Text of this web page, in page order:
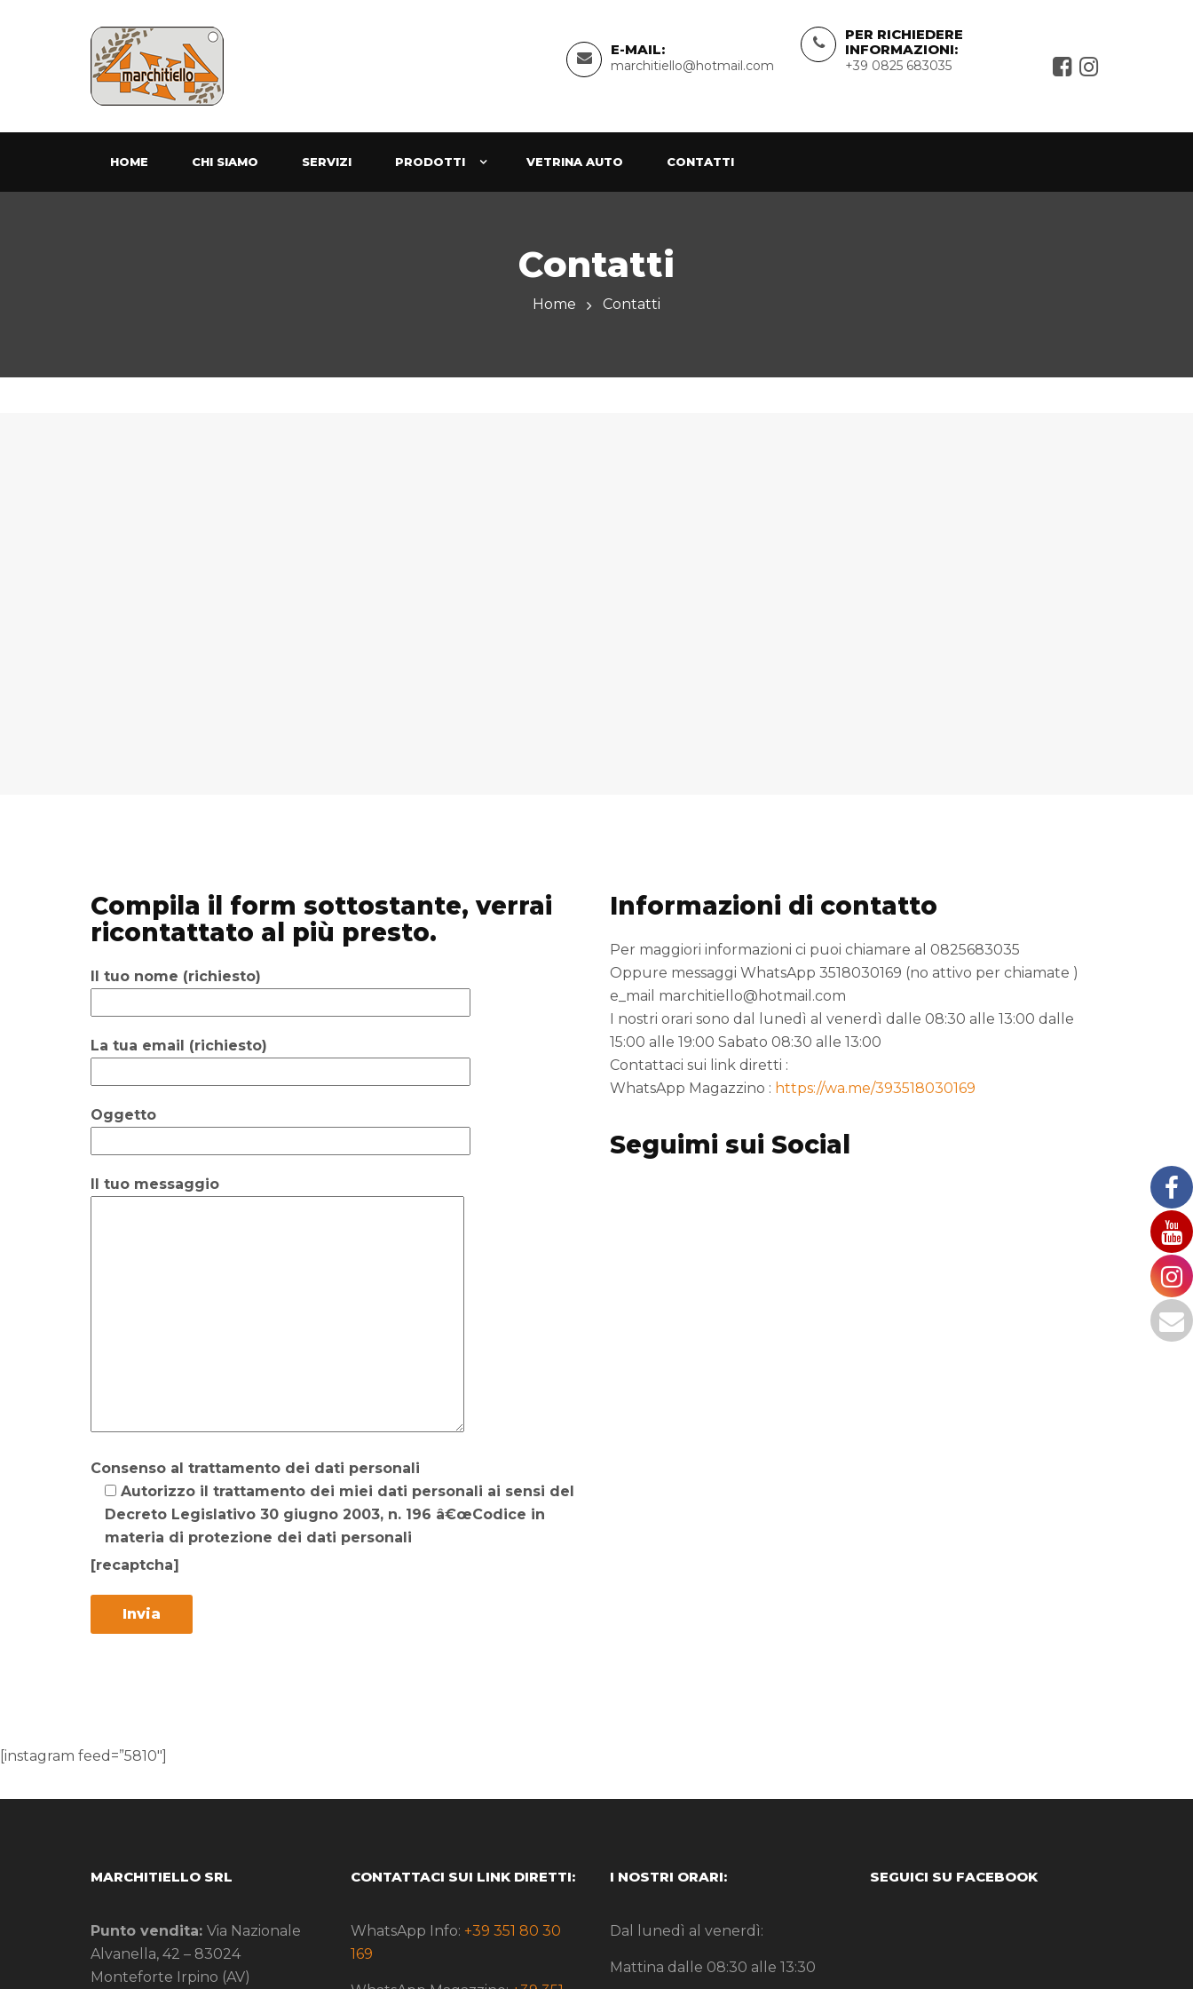
E-MAIL:
marchitiello@hotmail.com
PER RICHIEDERE
INFORMAZIONI:
+39 0825 683035
HOME CHI SIAMO SERVIZI PRODOTTI VETRINA AUTO CONTATTI
Contatti
Home Contatti
Compila il form sottostante, verrai
ricontattato al più presto.
Il tuo nome (richiesto)
La tua email (richiesto)
Oggetto
Il tuo messaggio
Consenso al trattamento dei dati personali
Autorizzo il trattamento dei miei dati personali ai sensi del
Decreto Legislativo 30 giugno 2003, n. 196 â€œCodice in
materia di protezione dei dati personali
[recaptcha]
Informazioni di contatto
Per maggiori informazioni ci puoi chiamare al 0825683035
Oppure messaggi WhatsApp 3518030169 (no attivo per chiamate )
e_mail marchitiello@hotmail.com
I nostri orari sono dal lunedì al venerdì dalle 08:30 alle 13:00 dalle
15:00 alle 19:00 Sabato 08:30 alle 13:00
Contattaci sui link diretti :
WhatsApp Magazzino : https://wa.me/393518030169
Seguimi sui Social
[instagram feed=”5810″]
MARCHITIELLO SRL
Punto vendita: Via Nazionale
Alvanella, 42 – 83024
Monteforte Irpino (AV)
CONTATTACI SUI LINK DIRETTI:
WhatsApp Info: +39 351 80 30
169
I NOSTRI ORARI:
Dal lunedì al venerdì:
Mattina dalle 08:30 alle 13:30
SEGUICI SU FACEBOOK